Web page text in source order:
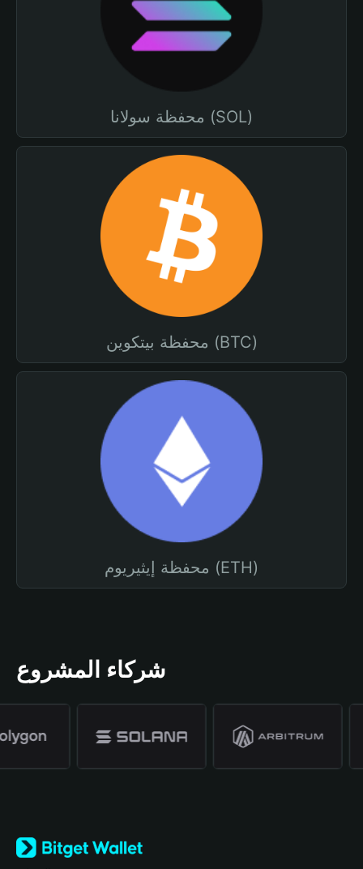
محفظة سولانا (SOL)
محفظة بيتكوين (BTC)
محفظة إيثيريوم (ETH)
شركاء المشروع